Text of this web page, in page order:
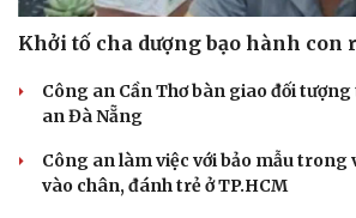
Khởi tố cha dượng bạo hành con
Công an Cần Thơ bàn giao đối
an Đà Nẵng
Công an làm việc với bảo mẫu trong
vào chân, đánh trẻ ở TP.HCM